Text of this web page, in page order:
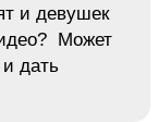
и девушек
Может
дать